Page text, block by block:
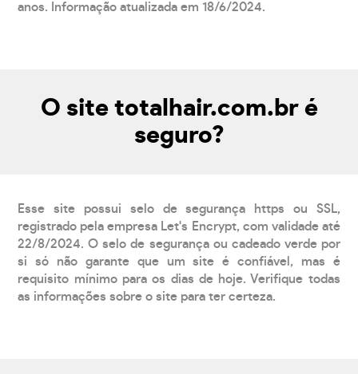
anos. Informação atualizada em 18/6/2024.
O site totalhair.com.br é
seguro?
Esse site possui selo de segurança https ou SSL,
registrado pela empresa Let's Encrypt, com validade até
22/8/2024. O selo de segurança ou cadeado verde por
si só não garante que um site é confiável, mas é
requisito mínimo para os dias de hoje. Verifique todas
as informações sobre o site para ter certeza.